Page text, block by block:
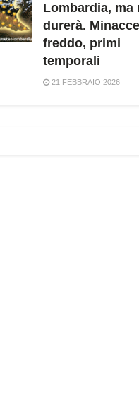
Lombardia, ma
durerà.
freddo, primi
temporali
21 FEBBRAIO 2026